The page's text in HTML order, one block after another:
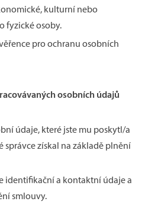
kulturní nebo
fyzické osoby.
pro ochranu osobních
osobních údajů
údaje, které jste mu poskytl/a
správce získal na základě plnění
identifikační a kontaktní údaje a
smlouvy.